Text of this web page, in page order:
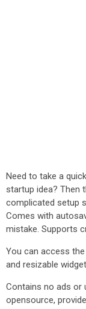
Need to take a
startup idea? Then
complicated setup
Comes with
mistake. Supports
You can access
and resizable
Contains no ads or
opensource,